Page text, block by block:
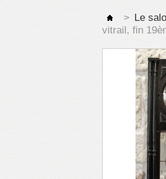
> Le
vitrail, fin